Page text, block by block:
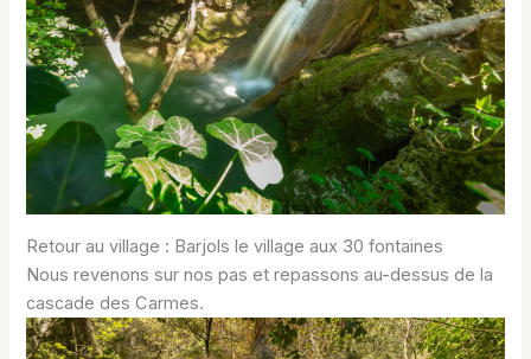
Retour au village : Barjols le village aux 30 fontaines
Nous revenons sur nos pas et repassons au-dessus de la
cascade des Carmes.